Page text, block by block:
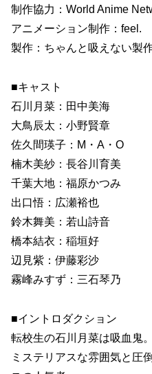
制作協力：World Anime
アニメーション制作：feel.
製作：ちゃんと吸えない製
■キャスト
石川月菜：田中美海
大鳥辰太：小野賢章
佐久間瑛子：M・A・O
楠木美紗：長谷川育美
千葉大地：福原かつみ
出口悟：広瀬裕也
鈴木舞美：若山詩音
橋本結衣：稲垣好
辺見紫：伊藤彩沙
霧峰みすず：三石琴乃
■イントロダクション
転校生の石川月菜は吸血鬼。
ミステリアスな雰囲気と圧